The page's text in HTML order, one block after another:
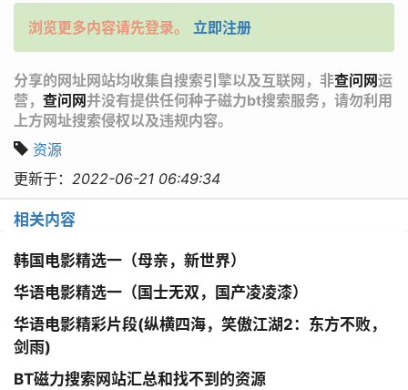
浏览更多内容请先登录。 立即注册
分享的网址网站均收集自搜索引擎以及互联网，非查问网运
营， 查问网并没有提供任何种子磁力bt搜索服务，请勿利用
上方网址搜索侵权以及违规内容。
资源
更新于： 2022-06-21 06:49:34
相关内容
韩国电影精选一（母亲，新世界）
华语电影精选一（国士无双，国产凌凌漆）
华语电影精彩片段(纵横四海，笑傲江湖2：东方不败，
剑雨)
BT磁力搜索网站汇总和找不到的资源